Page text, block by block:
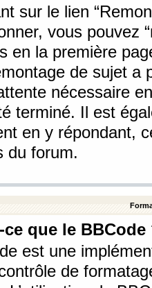
sur le lien
vous pouvez
en la première
de sujet a
nécessaire
terminé. Il est
en y répondant,
du forum.
ce que le BBCode
est une
de